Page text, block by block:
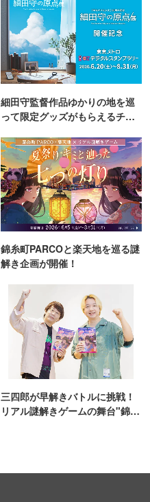
細田守監督作品ゆかりの地を巡
って限定グッズがもらえるチャ
錦糸町PARCOと楽天地を巡る謎
解き企画が開催！
三四郎が早解きバトルに挑戦！
リアル謎解きゲームの舞台"錦糸